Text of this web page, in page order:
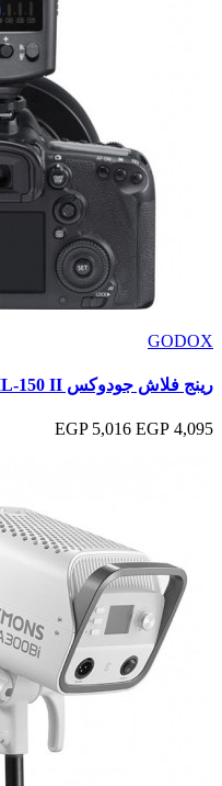
GODOX
رينج فلاش جودوكس ML-150 II
4,095 EGP
5,016 EGP